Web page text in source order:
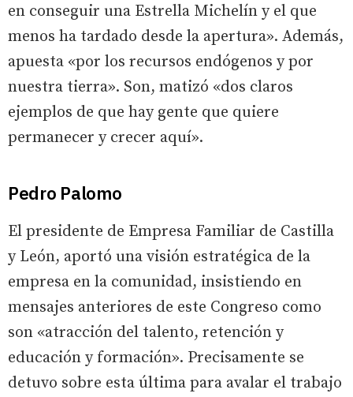
en conseguir una Estrella Michelín y el que
menos ha tardado desde la apertura». Además,
apuesta «por los recursos endógenos y por
nuestra tierra». Son, matizó «dos claros
ejemplos de que hay gente que quiere
permanecer y crecer aquí».
Pedro Palomo
El presidente de Empresa Familiar de Castilla
y León, aportó una visión estratégica de la
empresa en la comunidad, insistiendo en
mensajes anteriores de este Congreso como
son «atracción del talento, retención y
educación y formación». Precisamente se
detuvo sobre esta última para avalar el trabajo